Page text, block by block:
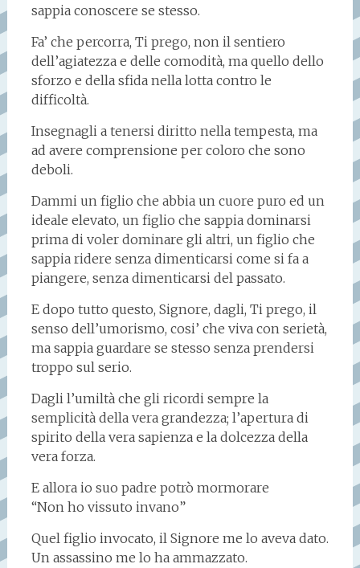
sappia conoscere se stesso.
Fa’ che percorra, Ti prego, non il sentiero
dell’agiatezza e delle comodità, ma quello dello
sforzo e della sfida nella lotta contro le
difficoltà.
Insegnagli a tenersi diritto nella tempesta, ma
ad avere comprensione per coloro che sono
deboli.
Dammi un figlio che abbia un cuore puro ed un
ideale elevato, un figlio che sappia dominarsi
prima di voler dominare gli altri, un figlio che
sappia ridere senza dimenticarsi come si fa a
piangere, senza dimenticarsi del passato.
E dopo tutto questo, Signore, dagli, Ti prego, il
senso dell’umorismo, cosi’ che viva con serietà,
ma sappia guardare se stesso senza prendersi
troppo sul serio.
Dagli l’umiltà che gli ricordi sempre la
semplicità della vera grandezza; l’apertura di
spirito della vera sapienza e la dolcezza della
vera forza.
E allora io suo padre potrò mormorare
“Non ho vissuto invano”
Quel figlio invocato, il Signore me lo aveva dato.
Un assassino me lo ha ammazzato.